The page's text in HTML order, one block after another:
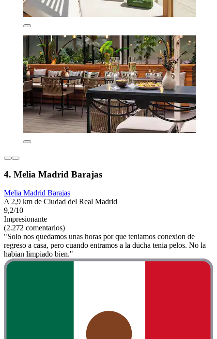
4. Melia Madrid Barajas
Melia Madrid Barajas
A 2,9 km de Ciudad del Real Madrid
9,2/10
Impresionante
(2.272 comentarios)
"Solo nos quedamos unas horas por que teniamos conexion de
regreso a casa, pero cuando entramos a la ducha tenia pelos. No la
habian limpiado bien."